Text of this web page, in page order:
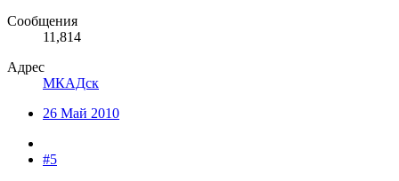
Сообщения
11,814
Адрес
МКАДск
26 Май 2010
#5